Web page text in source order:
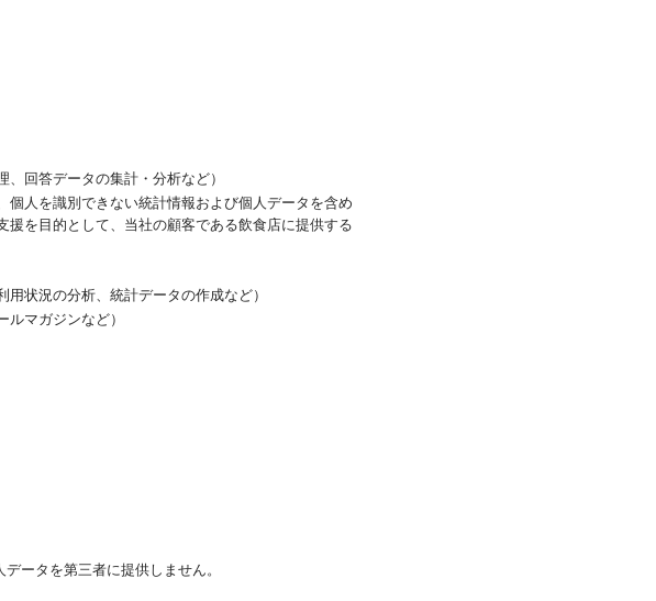
回答データの集計・分析など）
人を識別できない統計情報および個人データを含め
を目的として、当社の顧客である飲食店に提供する
状況の分析、統計データの作成など）
マガジンなど）
ータを第三者に提供しません。